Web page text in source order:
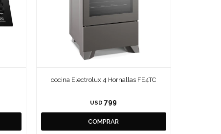
cocina Electrolux 4 Hornallas FE4TC
USD 799